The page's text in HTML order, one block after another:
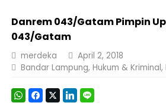
Gelar Audiensi, Jasa Raharja dan
Berkontribusi terhadap Keselamatan dan
Pengesahan Raperda APBD 2025 Jadi
Ketua PMI Provinsi Lampung Lantik
Danrem 043/Gatam Pimpin
043/Gatam
merdeka
April 2, 2018
Bandar Lampung, Hukum & Kriminal,